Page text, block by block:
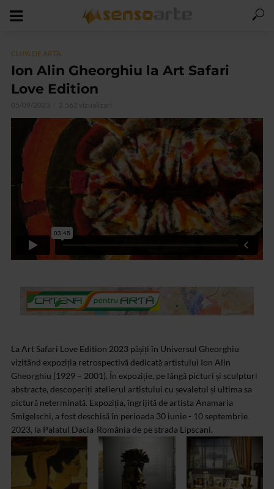
CLIPA DE ARTA
Ion Alin Gheorghiu la Art Safari
Love Edition
05/09/2023 2.562 vizualizari
La Art Safari Love Edition 2023 pășiți în Universul Gheorghiu
vizitând expoziția retrospectivă dedicată artistului Ion Alin
Gheorghiu (1929 – 2001). În expoziție, pe lângă picturi și sculpturi
abstracte, descoperiți atelierul artistului cu șevaletul și ultima sa
pictură neterminată. Expoziția, îngrijită de artista Anamaria
Smigelschi, a fost deschisă în perioada 30 iunie - 10 septembrie
2023, la Palatul Dacia-România de pe strada Lipscani.